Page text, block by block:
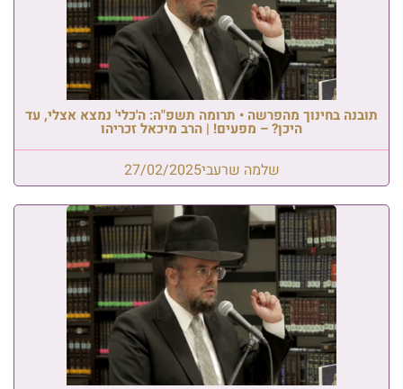
תובנה בחינוך מהפרשה • תרומה תשפ"ה: ה'כלי' נמצא אצלי, עד
היכן? – מפעים! | הרב מיכאל זכריהו
שלמה שרעבי27/02/2025